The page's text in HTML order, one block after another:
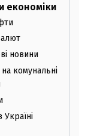
економіки
новини
комунальні
Україні